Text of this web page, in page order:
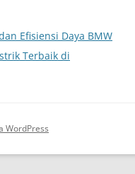
Efisiensi Daya BMW
Terbaik di
WordPress